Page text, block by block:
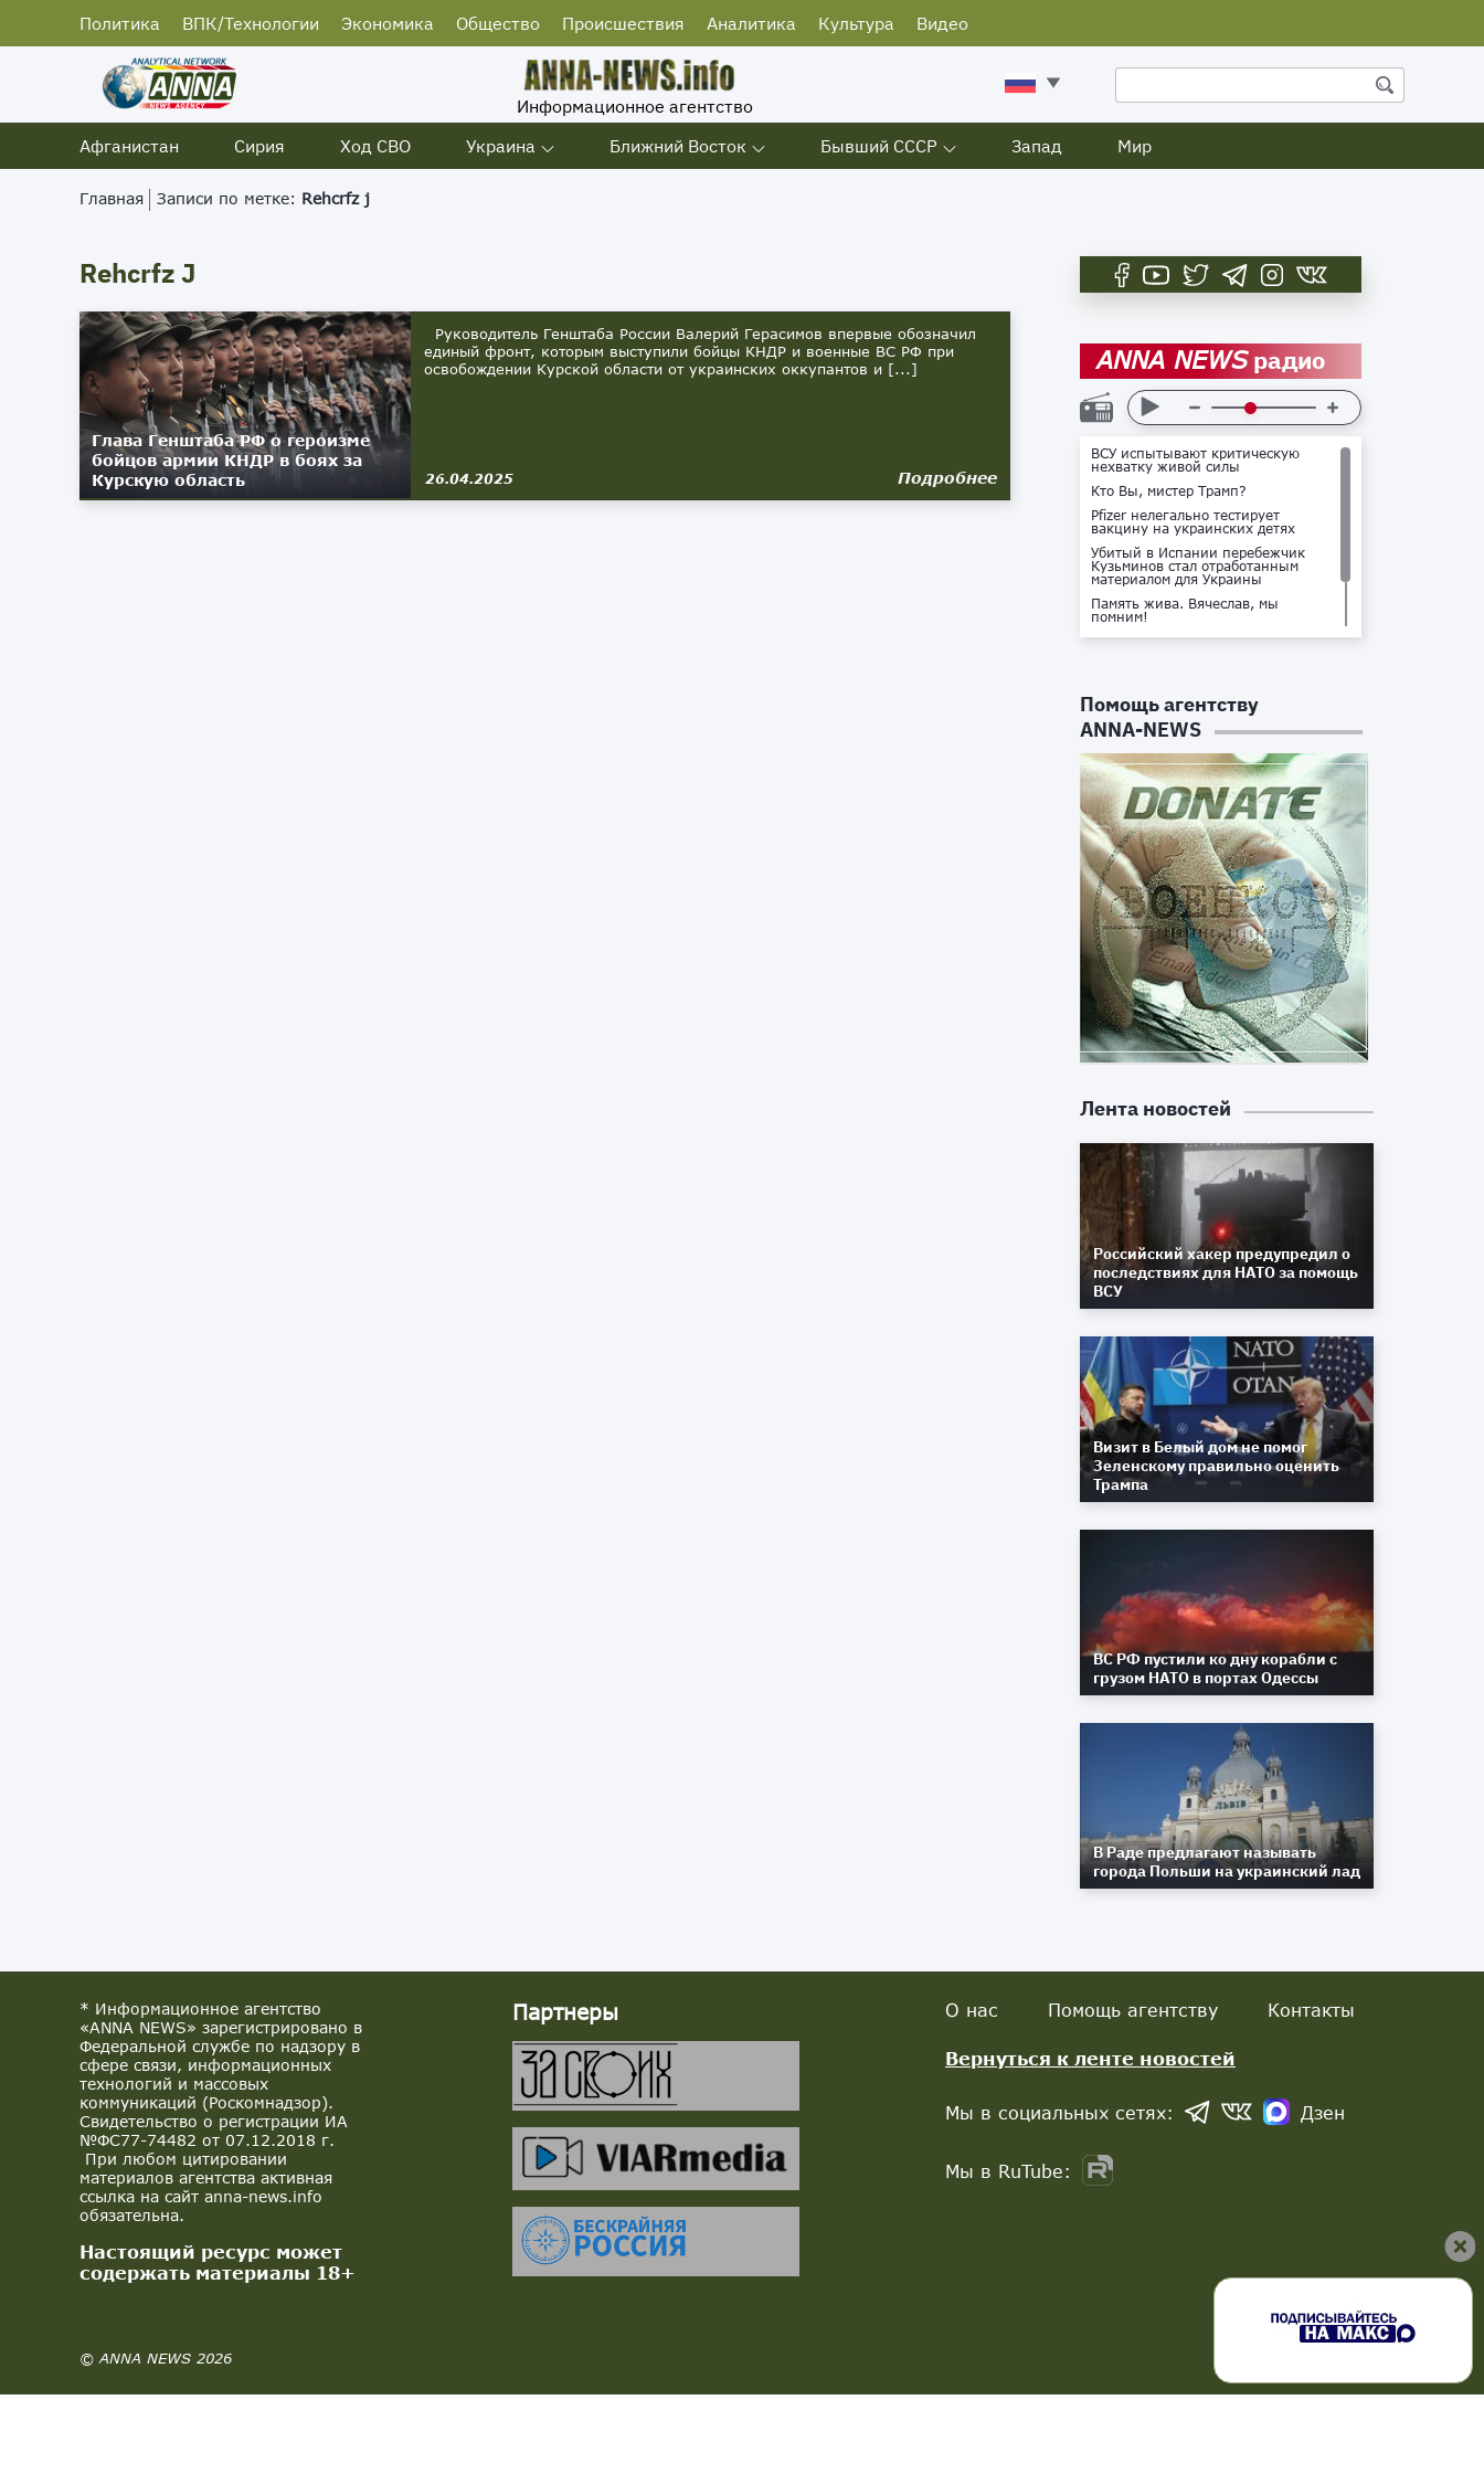
Политика ВПК/Технологии Экономика Общество Происшествия Аналитика Культура Видео
Информационное агентство
Афганистан
Сирия Ход СВО Украина Ближний Восток Бывший СССР Запад Мир
Главная Записи по метке: Rehcrfz j
Rehcrfz J
Глава Генштаба РФ о героизме
бойцов армии КНДР в боях за
Курскую область
Руководитель Генштаба России Валерий Герасимов впервые обозначил
единый фронт, которым выступили бойцы КНДР и военные ВС РФ при
освобождении Курской области от украинских оккупантов и [...]
26.04.2025 Подробнее
ANNA NEWSрадио
ВСУ испытывают критическую
нехватку живой силы
Кто Вы, мистер Трамп?
Pfizer нелегально тестирует
вакцину на украинских детях
Убитый в Испании перебежчик
Кузьминов стал отработанным
материалом для Украины
Память жива. Вячеслав, мы
помним!
Не доставайся ты никому!
Помощь агентству
ANNA-NEWS
Лента новостей
Российский хакер предупредил о
последствиях для НАТО за помощь
ВСУ
Визит в Белый дом не помог
Зеленскому правильно оценить
Трампа
ВС РФ пустили ко дну корабли с
грузом НАТО в портах Одессы
В Раде предлагают называть
города Польши на украинский лад
* Информационное агентство
«ANNA NEWS» зарегистрировано в
Федеральной службе по надзору в
сфере связи, информационных
технологий и массовых
коммуникаций (Роскомнадзор).
Свидетельство о регистрации ИА
№ФС77-74482 от 07.12.2018 г.
При любом цитировании
материалов агентства активная
ссылка на сайт anna-news.info
обязательна.
Настоящий ресурс может
содержать материалы 18+
© ANNA NEWS 2026
Партнеры О нас Помощь агентству Контакты
Вернуться к ленте новостей
Мы в социальных сетях: Дзен
Мы в RuTube: